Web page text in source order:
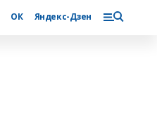
ОК Яндекс-Дзен